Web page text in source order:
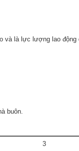
và là lực lượng lao động
3